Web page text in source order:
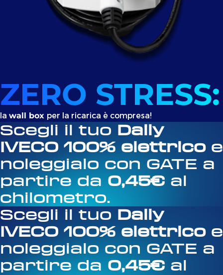
ZERO STRESS:
la wall box per la ricarica è compresa!
Scegli il tuo
Daily
IVECO 100% elettrico e
noleggialo con GATE a
partire da 0,45€ al
chilometro.
Scegli il tuo
Daily
IVECO 100% elettrico e
noleggialo con GATE a
partire da 0,45€ al